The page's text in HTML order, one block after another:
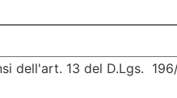
dell'art. 13 del D.Lgs.